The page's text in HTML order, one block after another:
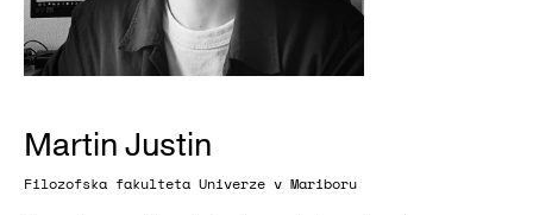
Martin Justin
Filozofska fakulteta Univerze v Mariboru